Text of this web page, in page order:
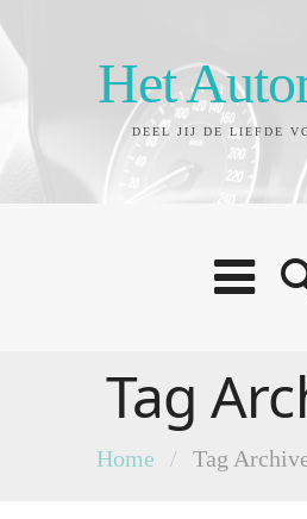
Het
DEEL JIJ DE LIEFDE
Tag
Home / Tag